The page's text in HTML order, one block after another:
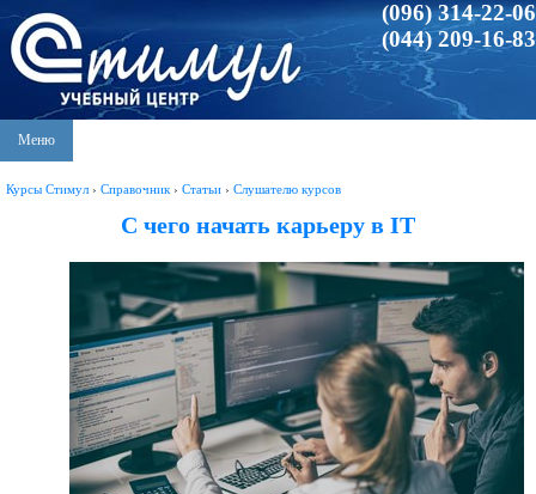
(096) 314-22-06
(044) 209-16-83
Меню
Курсы Стимул › Справочник › Статьи › Слушателю курсов
С чего начать карьеру в IT